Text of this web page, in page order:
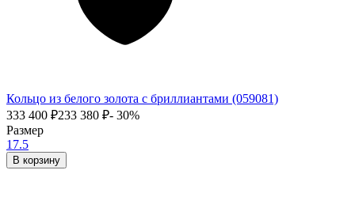
Кольцо из белого золота с бриллиантами (059081)
333 400 ₽233 380 ₽- 30%
Размер
17.5
В корзину